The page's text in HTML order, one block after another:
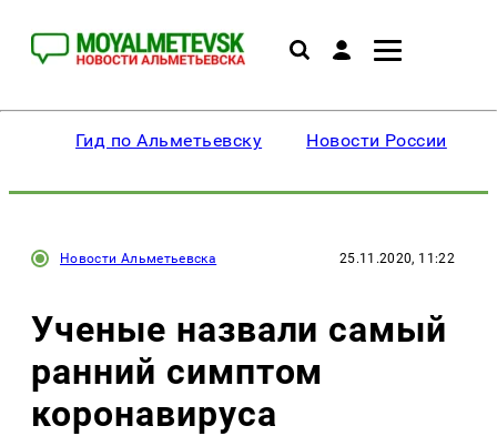
Гид по Альметьевску Новости России
Новости Альметьевска 25.11.2020, 11:22
Ученые назвали самый
ранний симптом
коронавируса